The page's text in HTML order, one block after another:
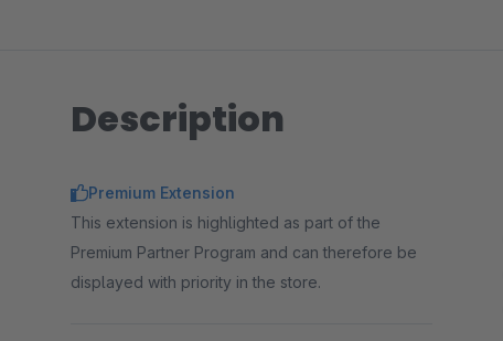
Description
Premium Extension
This extension is highlighted as part of the
Premium Partner Program and can therefore be
displayed with priority in the store.